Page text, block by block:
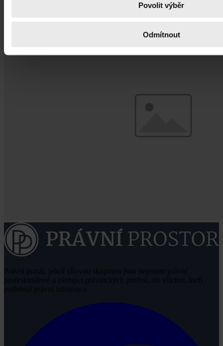
Povolit výběr
Odmítnout
31. července 2026, 07:36